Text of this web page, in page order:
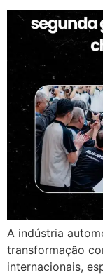
A indústria
transformação
internacionais,